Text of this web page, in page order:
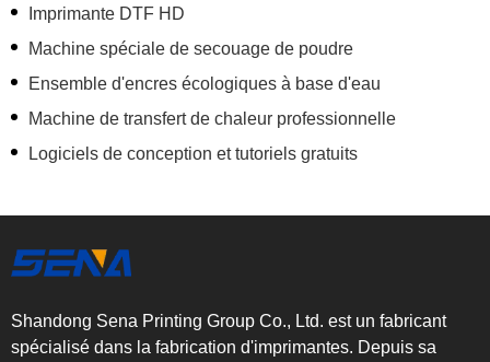
Imprimante DTF HD
Machine spéciale de secouage de poudre
Ensemble d'encres écologiques à base d'eau
Machine de transfert de chaleur professionnelle
Logiciels de conception et tutoriels gratuits
Shandong Sena Printing Group Co., Ltd. est un fabricant
spécialisé dans la fabrication d'imprimantes. Depuis sa